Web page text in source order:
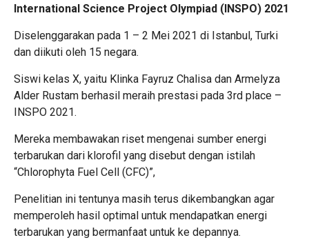
International Science Project Olympiad (INSPO) 2021
Diselenggarakan pada 1 – 2 Mei 2021 di Istanbul, Turki
dan diikuti oleh 15 negara.
Siswi kelas X, yaitu Klinka Fayruz Chalisa dan Armelyza
Alder Rustam berhasil meraih prestasi pada 3rd place –
INSPO 2021.
Mereka membawakan riset mengenai sumber energi
terbarukan dari klorofil yang disebut dengan istilah
“Chlorophyta Fuel Cell (CFC)”,
Penelitian ini tentunya masih terus dikembangkan agar
memperoleh hasil optimal untuk mendapatkan energi
terbarukan yang bermanfaat untuk ke depannya.